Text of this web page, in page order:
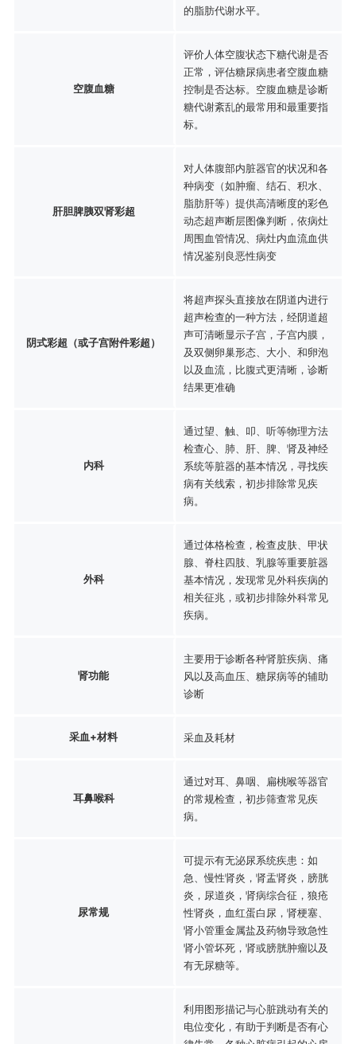
的脂肪代谢水平。
空腹血糖
评价人体空腹状态下糖代谢是否
正常，评估糖尿病患者空腹血糖
控制是否达标。空腹血糖是诊断
糖代谢紊乱的最常用和最重要指
标。
肝胆脾胰双肾彩超
对人体腹部内脏器官的状况和各
种病变（如肿瘤、结石、积水、
脂肪肝等）提供高清晰度的彩色
动态超声断层图像判断，依病灶
周围血管情况、病灶内血流血供
情况鉴别良恶性病变
阴式彩超（或子宫附件彩超）
将超声探头直接放在阴道内进行
超声检查的一种方法，经阴道超
声可清晰显示子宫，子宫内膜，
及双侧卵巢形态、大小、和卵泡
以及血流，比腹式更清晰，诊断
结果更准确
内科
通过望、触、叩、听等物理方法
检查心、肺、肝、脾、肾及神经
系统等脏器的基本情况，寻找疾
病有关线索，初步排除常见疾
病。
外科
通过体格检查，检查皮肤、甲状
腺、脊柱四肢、乳腺等重要脏器
基本情况，发现常见外科疾病的
相关征兆，或初步排除外科常见
疾病。
肾功能
主要用于诊断各种肾脏疾病、痛
风以及高血压、糖尿病等的辅助
诊断
采血+材料 采血及耗材
耳鼻喉科
通过对耳、鼻咽、扁桃喉等器官
的常规检查，初步筛查常见疾
病。
尿常规
可提示有无泌尿系统疾患：如
急、慢性肾炎，肾盂肾炎，膀胱
炎，尿道炎，肾病综合征，狼疮
性肾炎，血红蛋白尿，肾梗塞、
肾小管重金属盐及药物导致急性
肾小管坏死，肾或膀胱肿瘤以及
有无尿糖等。
利用图形描记与心脏跳动有关的
电位变化，有助于判断是否有心